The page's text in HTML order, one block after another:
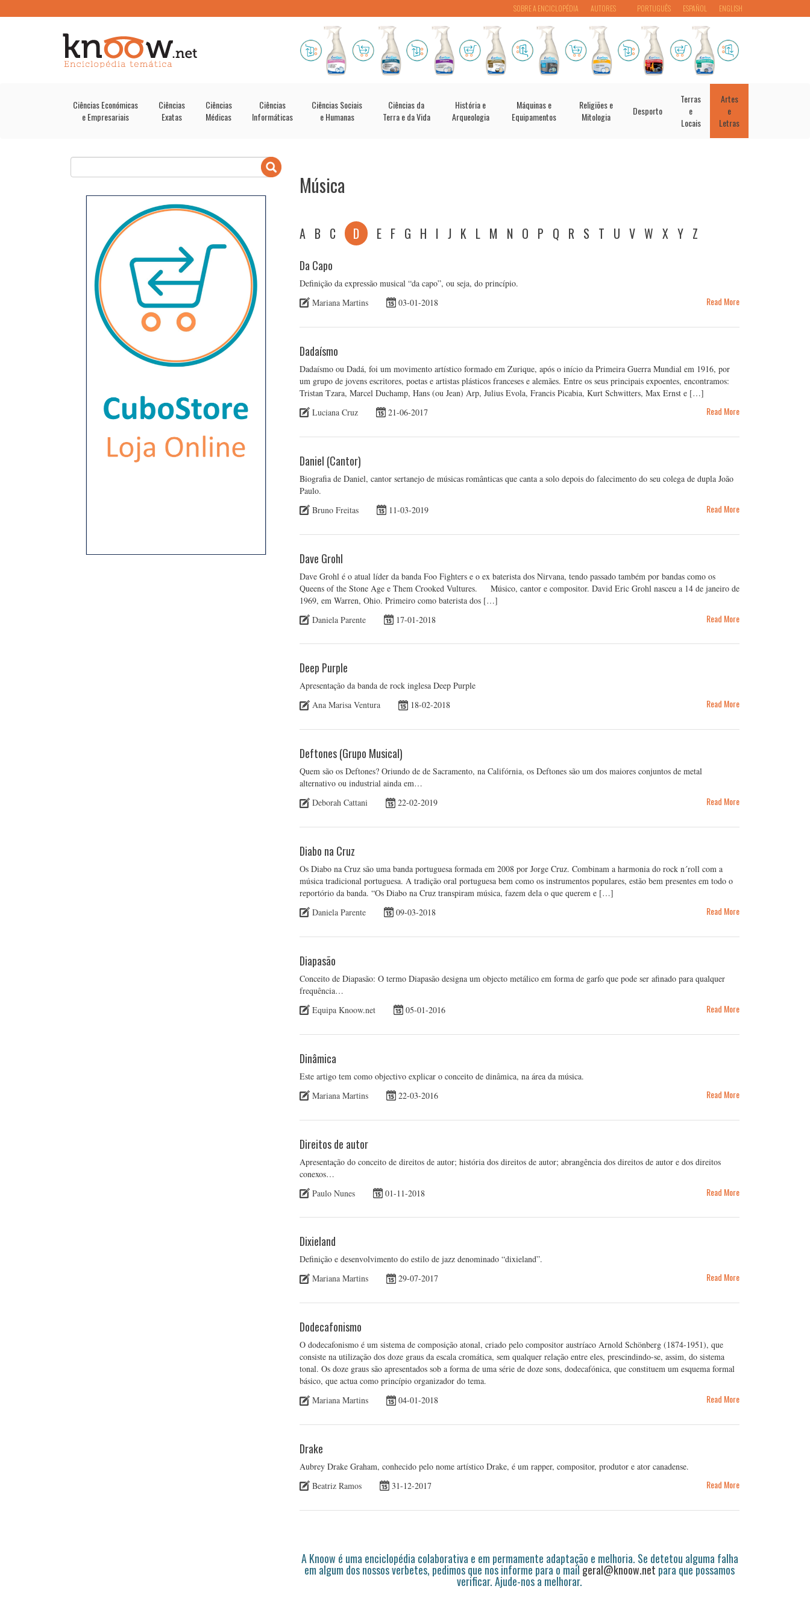
PORTUGUÊS ESPAÑOL ENGLISH
SOBRE A ENCICLOPÉDIA AUTORES
Ciências Económicas
e Empresariais
Ciências
Exatas
Ciências
Médicas
Ciências
Informáticas
Ciências Sociais
e Humanas
Ciências da
Terra e da Vida
História e
Arqueologia
Máquinas e
Equipamentos
Religiões e
Mitologia
Desporto
Terras
e
Locais
Artes
e
Letras
Música
A B C D E F G H I J K L M N O P Q R S T U V W X Y Z
Da Capo
Definição da expressão musical “da capo”, ou seja, do princípio.
Mariana Martins
03-01-2018 Read More
Dadaísmo
Dadaísmo ou Dadá, foi um movimento artístico formado em Zurique, após o início da Primeira Guerra Mundial em 1916, por
um grupo de jovens escritores, poetas e artistas plásticos franceses e alemães. Entre os seus principais expoentes, encontramos:
Tristan Tzara, Marcel Duchamp, Hans (ou Jean) Arp, Julius Evola, Francis Picabia, Kurt Schwitters, Max Ernst e […]
Luciana Cruz
21-06-2017 Read More
Daniel (Cantor)
Biografia de Daniel, cantor sertanejo de músicas românticas que canta a solo depois do falecimento do seu colega de dupla João
Paulo.
Bruno Freitas
11-03-2019 Read More
Dave Grohl
Dave Grohl é o atual líder da banda Foo Fighters e o ex baterista dos Nirvana, tendo passado também por bandas como os
Queens of the Stone Age e Them Crooked Vultures. Músico, cantor e compositor. David Eric Grohl nasceu a 14 de janeiro de
1969, em Warren, Ohio. Primeiro como baterista dos […]
Daniela Parente
17-01-2018 Read More
Deep Purple
Apresentação da banda de rock inglesa Deep Purple
Ana Marisa Ventura
18-02-2018 Read More
Deftones (Grupo Musical)
Quem são os Deftones? Oriundo de de Sacramento, na Califórnia, os Deftones são um dos maiores conjuntos de metal
alternativo ou industrial ainda em…
Deborah Cattani
22-02-2019 Read More
Diabo na Cruz
Os Diabo na Cruz são uma banda portuguesa formada em 2008 por Jorge Cruz. Combinam a harmonia do rock n´roll com a
música tradicional portuguesa. A tradição oral portuguesa bem como os instrumentos populares, estão bem presentes em todo o
reportório da banda. “Os Diabo na Cruz transpiram música, fazem dela o que querem e […]
Daniela Parente
09-03-2018 Read More
Diapasão
Conceito de Diapasão: O termo Diapasão designa um objecto metálico em forma de garfo que pode ser afinado para qualquer
frequência…
Equipa Knoow.net
05-01-2016 Read More
Dinâmica
Este artigo tem como objectivo explicar o conceito de dinâmica, na área da música.
Mariana Martins
22-03-2016 Read More
Direitos de autor
Apresentação do conceito de direitos de autor; história dos direitos de autor; abrangência dos direitos de autor e dos direitos
conexos…
Paulo Nunes
01-11-2018 Read More
Dixieland
Definição e desenvolvimento do estilo de jazz denominado “dixieland”.
Mariana Martins
29-07-2017 Read More
Dodecafonismo
O dodecafonismo é um sistema de composição atonal, criado pelo compositor austríaco Arnold Schönberg (1874-1951), que
consiste na utilização dos doze graus da escala cromática, sem qualquer relação entre eles, prescindindo-se, assim, do sistema
tonal. Os doze graus são apresentados sob a forma de uma série de doze sons, dodecafónica, que constituem um esquema formal
básico, que actua como princípio organizador do tema.
Mariana Martins
04-01-2018 Read More
Drake
Aubrey Drake Graham, conhecido pelo nome artístico Drake, é um rapper, compositor, produtor e ator canadense.
Beatriz Ramos
31-12-2017 Read More
A Knoow é uma enciclopédia colaborativa e em permamente adaptação e melhoria. Se detetou alguma falha
em algum dos nossos verbetes, pedimos que nos informe para o mail geral@knoow.net para que possamos
verificar. Ajude-nos a melhorar.